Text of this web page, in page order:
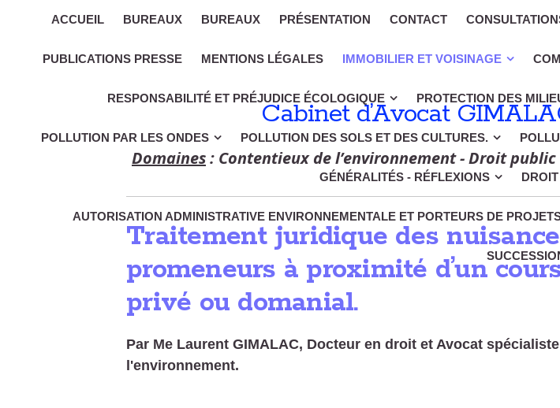
ACCUEIL BUREAUX BUREAUX PRÉSENTATION CONTACT
PUBLICATIONS PRESSE MENTIONS LÉGALES IMMOBILIER ET VOISINAGE
RESPONSABILITÉ ET PRÉJUDICE ÉCOLOGIQUE PROTECTION DES
POLLUTION PAR LES ONDES POLLUTION DES SOLS ET DES CULTURES.
GÉNÉRALITÉS - RÉFLEXIONS
AUTORISATION ADMINISTRATIVE ENVIRONNEMENTALE ET PORTEURS DE
Cabinet d’Avocat
Domaines: Contentieux de l’environnement - Droit
Traitement juridique des
promeneurs à proximité d’un cours
privé ou domanial.
Par Me Laurent GIMALAC, Docteur en droit et Avocat
l'environnement.